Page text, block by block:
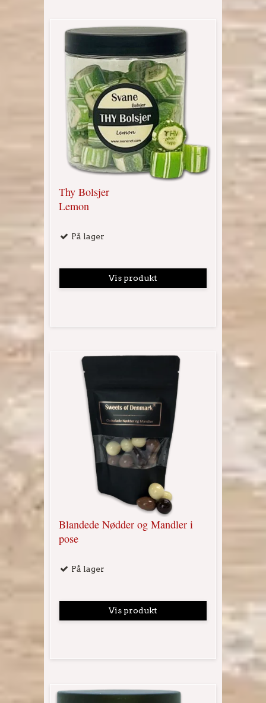
Thy Bolsjer
Lemon
På lager
Vis produkt
Blandede Nødder og Mandler i
pose
På lager
Vis produkt